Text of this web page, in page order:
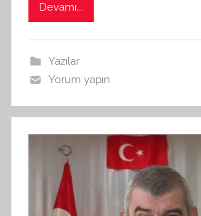
Devamı...
Yazılar
Yorum yapın